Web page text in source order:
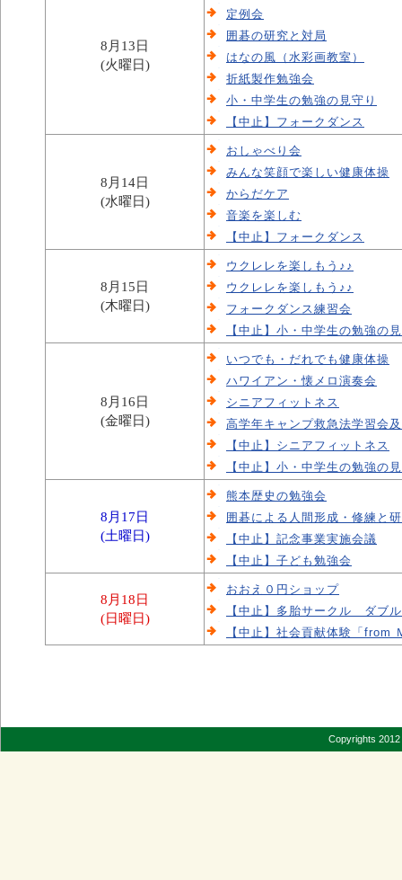
8月13日
(火曜日)
定例会
囲碁の研究と対局
はなの風（水彩画教室）
折紙製作勉強会
小・中学生の勉強の見守り
【中止】フォークダンス
8月14日
(水曜日)
おしゃべり会
みんな笑顔で楽しい健康体操
からだケア
音楽を楽しむ
【中止】フォークダンス
8月15日
(木曜日)
ウクレレを楽しもう♪♪
ウクレレを楽しもう♪♪
フォークダンス練習会
【中止】小・中学生の勉強の
8月16日
(金曜日)
いつでも・だれでも健康体操
ハワイアン・懐メロ演奏会
シニアフィットネス
高学年キャンプ救急法学習会
【中止】シニアフィットネス
【中止】小・中学生の勉強の
8月17日
(土曜日)
熊本歴史の勉強会
囲碁による人間形成・修練と
【中止】記念事業実施会議
【中止】子ども勉強会
8月18日
(日曜日)
おおえ０円ショップ
【中止】多胎サークル ダブ
【中止】社会貢献体験「from
Copyrights